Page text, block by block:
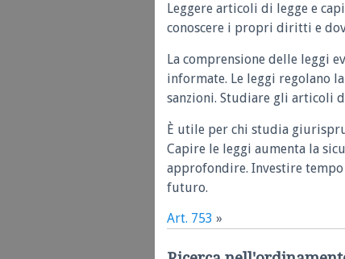
Leggere articoli di legge e
conoscere i propri diritti e
La comprensione delle leggi
informate. Le leggi regolano
sanzioni. Studiare gli articoli
È utile per chi studia
Capire le leggi aumenta la
approfondire. Investire
futuro.
Art. 753 »